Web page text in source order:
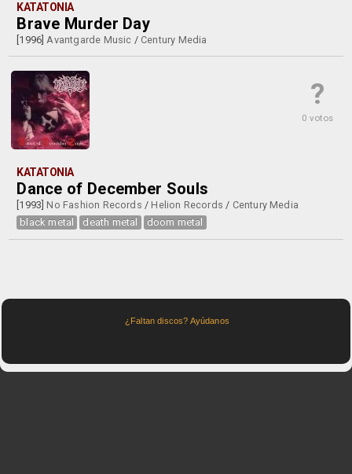
KATATONIA
Brave Murder Day
[1996]Avantgarde Music / Century Media
?
0 votos
KATATONIA
Dance of December Souls
[1993] No Fashion Records / Helion Records / Century Media
black metal
death metal doom metal
¿Faltan discos? Ayúdanos